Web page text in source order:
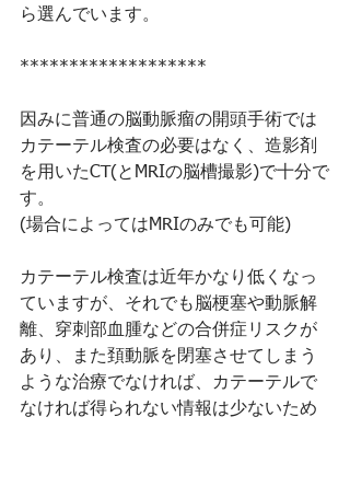
ら選んでいます。
*******************
因みに普通の脳動脈瘤の開頭手術では
カテーテル検査の必要はなく 、造影剤
を用いたCT(とMRIの脳槽撮影)で十分で
す。
(場合によってはMRIのみでも可能)
カテーテル検査は近年かなり低くなっ
ていますが、それでも脳梗塞や動脈解
離、穿刺部血腫などの合併症リスクが
あり、また頚動脈を閉塞させてしまう
ような治療でなければ、カテーテルで
なければ得られない情報は少ないため